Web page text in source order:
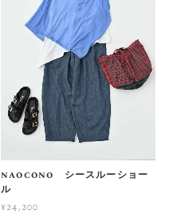
naocono シースルーショー
ル
¥24,200